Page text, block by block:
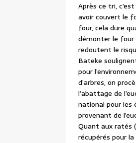
Après ce tri,
avoir couvert le
four, cela dure
démonter le four
redoutent le
Bateke
pour
d’arbres, on
l’abattage de
national pour les
provenant de
Quant aux ratés
récupérés pour